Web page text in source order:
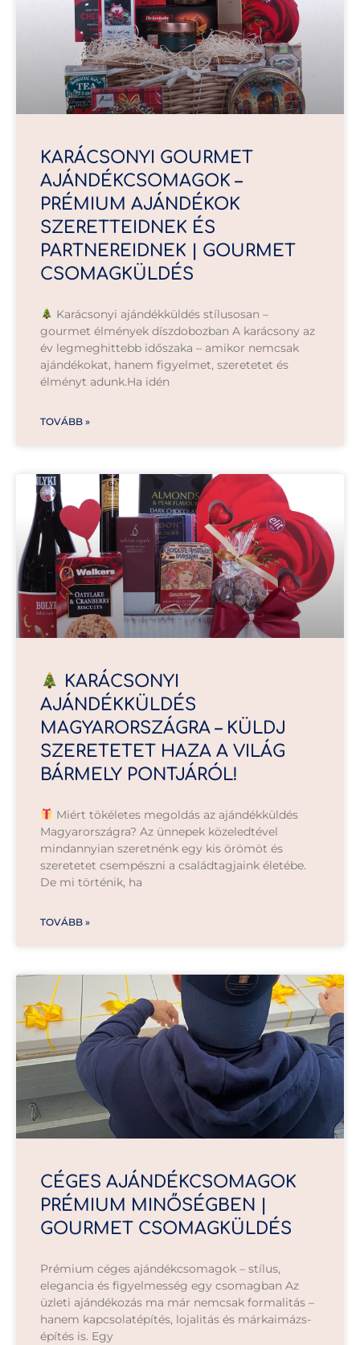
KARÁCSONYI GOURMET
AJÁNDÉKCSOMAGOK –
PRÉMIUM AJÁNDÉKOK
SZERETTEIDNEK ÉS
PARTNEREIDNEK | GOURMET
CSOMAGKÜLDÉS
Karácsonyi ajándékküldés stílusosan –
gourmet élmények díszdobozban A karácsony az
év legmeghittebb időszaka – amikor nemcsak
ajándékokat, hanem figyelmet, szeretetet és
élményt adunk.Ha idén
TOVÁBB »
KARÁCSONYI
AJÁNDÉKKÜLDÉS
MAGYARORSZÁGRA – KÜLDJ
SZERETETET HAZA A VILÁG
BÁRMELY PONTJÁRÓL!
Miért tökéletes megoldás az ajándékküldés
Magyarországra? Az ünnepek közeledtével
mindannyian szeretnénk egy kis örömöt és
szeretetet csempészni a családtagjaink életébe.
De mi történik, ha
TOVÁBB »
CÉGES AJÁNDÉKCSOMAGOK
PRÉMIUM MINŐSÉGBEN |
GOURMET CSOMAGKÜLDÉS
Prémium céges ajándékcsomagok – stílus,
elegancia és figyelmesség egy csomagban Az
üzleti ajándékozás ma már nemcsak formalitás –
hanem kapcsolatépítés, lojalitás és márkaimázs-
építés is. Egy